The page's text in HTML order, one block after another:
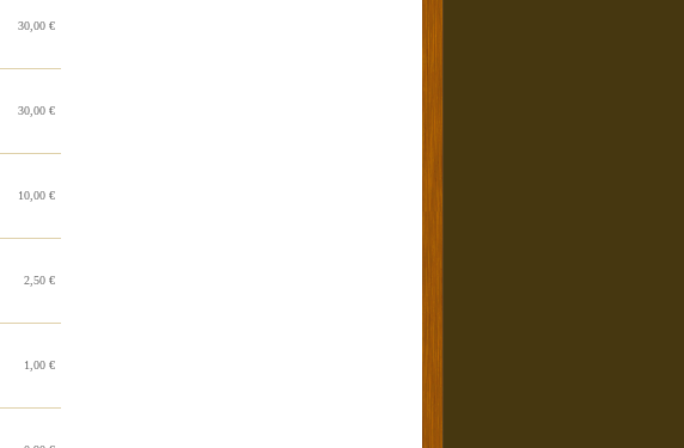
30,00 €
30,00 €
10,00 €
2,50 €
1,00 €